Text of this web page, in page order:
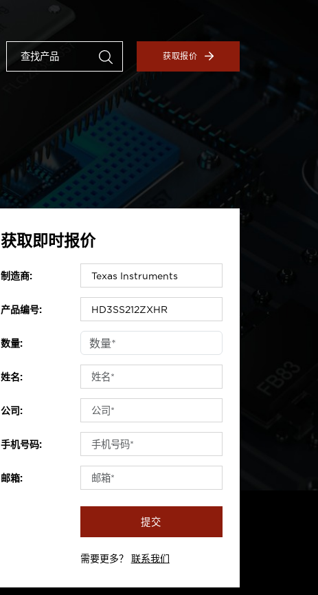
获取报价
获取即时报价
制造商:
产品编号:
数量:
姓名:
公司:
手机号码:
邮箱:
提交
需要更多？ 联系我们